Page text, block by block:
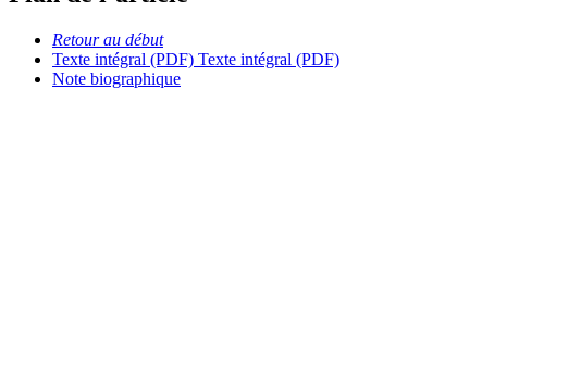
Retour au début
Texte intégral (PDF) Texte intégral (PDF)
Note biographique